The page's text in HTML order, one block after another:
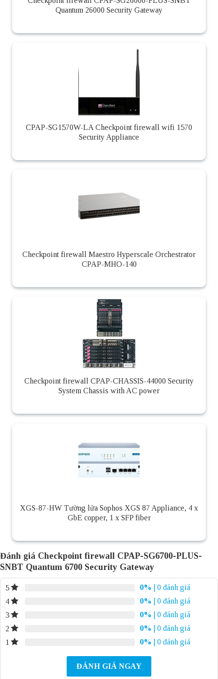
Quantum 26000 Security Gateway
CPAP-SG1570W-LA Checkpoint firewall wifi 1570
Security Appliance
Checkpoint firewall Maestro Hyperscale Orchestrator
CPAP-MHO-140
Checkpoint firewall CPAP-CHASSIS-44000 Security
System Chassis with AC power
XGS-87-HW Tường lửa Sophos XGS 87 Appliance, 4 x
GbE copper, 1 x SFP fiber
Đánh giá Checkpoint firewall CPAP-SG6700-PLUS-
SNBT Quantum 6700 Security Gateway
5 0%
| 0 đánh giá
4
0%
| 0 đánh giá
3
0%
| 0 đánh giá
2
0%
| 0 đánh giá
1
0% | 0 đánh giá
ĐÁNH GIÁ NGAY